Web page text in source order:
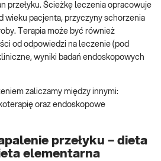
przełyku. Ścieżkę leczenia opracowuje
wieku pacjenta, przyczyny schorzenia
Terapia może być również
od odpowiedzi na leczenie (pod
wyniki badań endoskopowych
zaliczamy między innymi:
oraz endoskopowe
przełyku – dieta
elementarna